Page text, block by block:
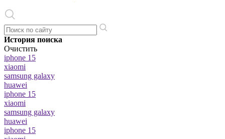
История поиска
Очистить
iphone 15
xiaomi
samsung galaxy
huawei
iphone 15
xiaomi
samsung galaxy
huawei
iphone 15